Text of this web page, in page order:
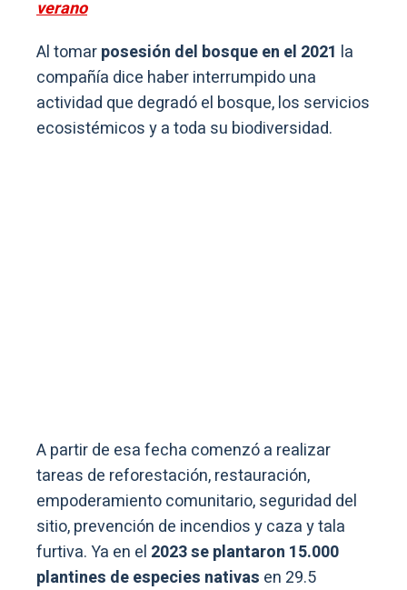
verano
Al tomarposesión del bosque en el 2021 la
compañía dice haber interrumpido una
actividad que degradó el bosque, los servicios
ecosistémicos y a toda su biodiversidad.
A partir de esa fecha comenzó a realizar
tareas de reforestación, restauración,
empoderamiento comunitario, seguridad del
sitio, prevención de incendios y caza y tala
furtiva. Ya en el 2023 se plantaron 15.000
plantines de especies nativas en 29.5